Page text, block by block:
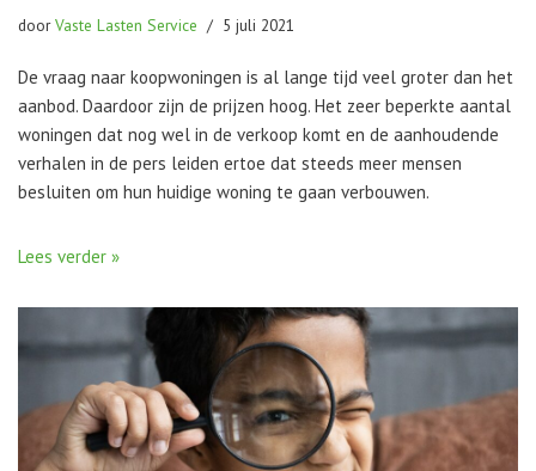
doorVaste Lasten Service 5 juli 2021
De vraag naar koopwoningen is al lange tijd veel groter dan het
aanbod. Daardoor zijn de prijzen hoog. Het zeer beperkte aantal
woningen dat nog wel in de verkoop komt en de aanhoudende
verhalen in de pers leiden ertoe dat steeds meer mensen
besluiten om hun huidige woning te gaan verbouwen.
Lees verder »